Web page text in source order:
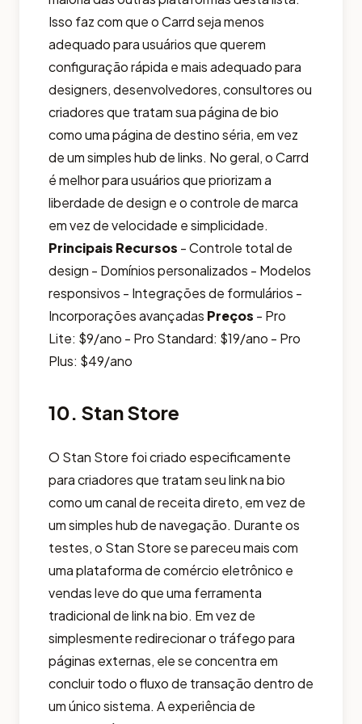
Isso faz com que o Carrd seja menos
adequado para usuários que querem
configuração rápida e mais adequado para
designers, desenvolvedores, consultores ou
criadores que tratam sua página de bio
como uma página de destino séria, em vez
de um simples hub de links. No geral, o Carrd
é melhor para usuários que priorizam a
liberdade de design e o controle de marca
em vez de velocidade e simplicidade.
Principais Recursos - Controle total de
design - Domínios personalizados - Modelos
responsivos - Integrações de formulários -
Incorporações avançadas Preços - Pro
Lite: $9/ano - Pro Standard: $19/ano - Pro
Plus: $49/ano
10. Stan Store
O Stan Store foi criado especificamente
para criadores que tratam seu link na bio
como um canal de receita direto, em vez de
um simples hub de navegação. Durante os
testes, o Stan Store se pareceu mais com
uma plataforma de comércio eletrônico e
vendas leve do que uma ferramenta
tradicional de link na bio. Em vez de
simplesmente redirecionar o tráfego para
páginas externas, ele se concentra em
concluir todo o fluxo de transação dentro de
um único sistema. A experiência de